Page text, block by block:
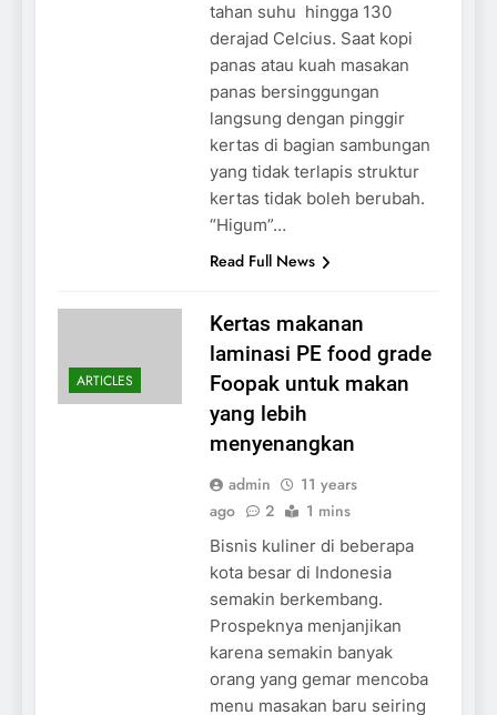
tahan suhu hingga 130
derajad Celcius. Saat kopi
panas atau kuah masakan
panas bersinggungan
langsung dengan pinggir
kertas di bagian sambungan
yang tidak terlapis struktur
kertas tidak boleh berubah.
“Higum”…
Read Full News
ARTICLES
Kertas makanan
laminasi PE food grade
Foopak untuk makan
yang lebih
menyenangkan
admin
11 years
ago
2 1 mins
Bisnis kuliner di beberapa
kota besar di Indonesia
semakin berkembang.
Prospeknya menjanjikan
karena semakin banyak
orang yang gemar mencoba
menu masakan baru seiring